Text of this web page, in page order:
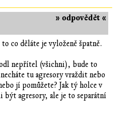
» odpovědět «
co děláte je vyloženě špatně.
nepřítel (všichni), bude to
tu agresory vraždit nebo
jí pomůžete? Jak tý holce v
být agresory, ale je to separátní